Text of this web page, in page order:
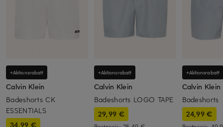
+Aktionsrabatt
Calvin Klein
Badeshorts CK
ESSENTIALS
34,99 €
+Aktionsrabatt
Calvin Klein
Badeshorts LOGO TAPE
29,99 €
+Aktionsrabatt
Calvin Klein
Badeshorts
24,99 €